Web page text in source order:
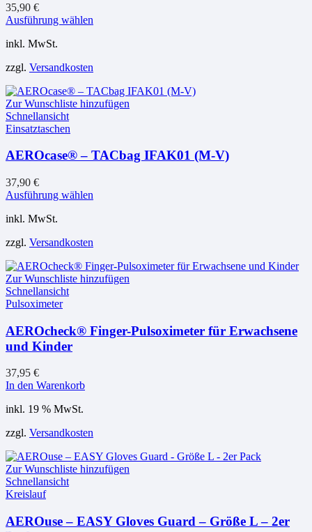
35,90 €
Ausführung wählen
Varianten
Die
Optionen
Produktseite
inkl. MwSt.
zzgl. Versandkosten
Zur Wunschliste hinzufügen
Schnellansicht
Einsatztaschen
AEROcase® – TACbag IFAK01 (M-V)
37,90 €
Ausführung wählen
Varianten
Die
Optionen
Produktseite
inkl. MwSt.
zzgl. Versandkosten
Zur Wunschliste hinzufügen
Schnellansicht
Pulsoximeter
AEROcheck® Finger-Pulsoximeter für Erwachsene
und Kinder
37,95 €
In den Warenkorb
inkl. 19 % MwSt.
zzgl. Versandkosten
Zur Wunschliste hinzufügen
Schnellansicht
Kreislauf
AEROuse – EASY Gloves Guard – Größe L – 2er